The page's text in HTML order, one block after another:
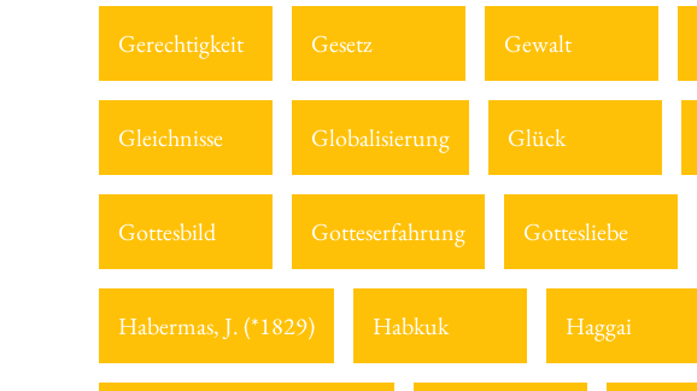
Gerechtigkeit Gesetz Gewalt
Gleichnisse Globalisierung Glück
Gottesbild Gotteserfahrung Gottesliebe
Habermas, J. (*1829) Habkuk Haggai